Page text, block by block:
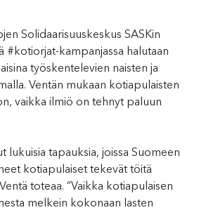
Solidaarisuuskeskus SASKin
#kotiorjat-kampanjassa halutaan
työskentelevien naisten ja
Ventän mukaan kotiapulaisten
vaikka ilmiö on tehnyt paluun
lukuisia tapauksia, joissa Suomeen
kotiapulaiset tekevät töitä
toteaa. ”Vaikka kotiapulaisen
melkein kokonaan lasten